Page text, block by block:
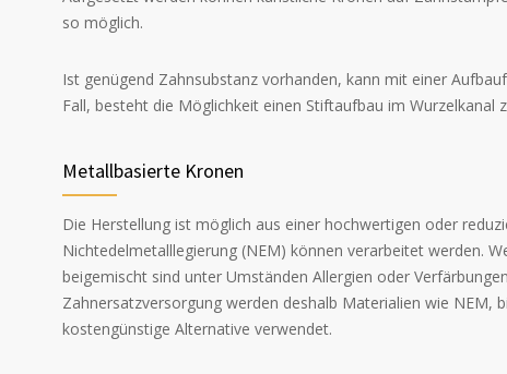
so möglich.
Ist genügend Zahnsubstanz vorhanden, kann mit einer
Fall, besteht die Möglichkeit einen Stiftaufbau im Wurzelkanal
Metallbasierte Kronen
Die Herstellung ist möglich aus einer hochwertigen oder
Nichtedelmetalllegierung (NEM) können verarbeitet werden.
beigemischt sind unter Umständen Allergien oder
Zahnersatzversorgung werden deshalb Materialien wie
kostengünstige Alternative verwendet.